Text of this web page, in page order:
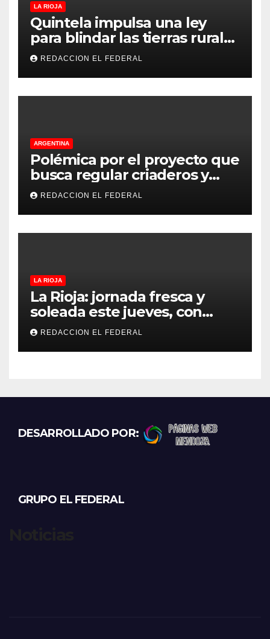
LA RIOJA
Quintela impulsa una ley
para blindar las tierras rurales
de La Rioja: cuáles son los
principales puntos
REDACCION EL FEDERAL
ARGENTINA
Polémica por el proyecto que
busca regular criaderos y
refugios de perros y gatos:
denuncian excesos, mientras
proteccionistas reclaman
controles más duros
REDACCION EL FEDERAL
LA RIOJA
La Rioja: jornada fresca y
soleada este jueves, con
temperaturas estables para
el viernes
REDACCION EL FEDERAL
DESARROLLADO POR:
GRUPO EL FEDERAL